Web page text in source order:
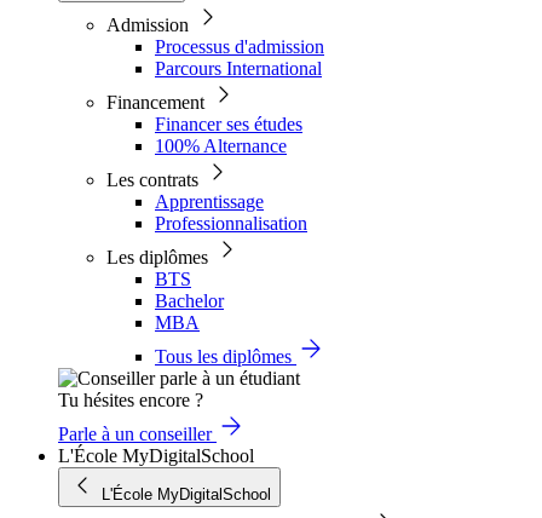
Admission
Processus d'admission
Parcours International
Financement
Financer ses études
100% Alternance
Les contrats
Apprentissage
Professionnalisation
Les diplômes
BTS
Bachelor
MBA
Tous les diplômes
Tu hésites encore ?
Parle à un conseiller
L'École MyDigitalSchool
L'École MyDigitalSchool